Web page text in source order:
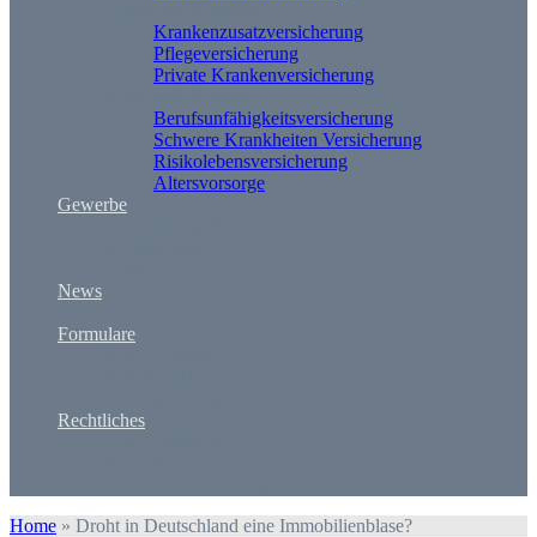
Krankenzusatzversicherung
Pflegeversicherung
Private Krankenversicherung
Berufs­unfähigkeitsversicherung
Schwere Krankheiten Versicherung
Risikolebensversicherung
Altersvorsorge
Gewerbe
News
Formulare
Rechtliches
Home » Droht in Deutschland eine Immobilienblase?